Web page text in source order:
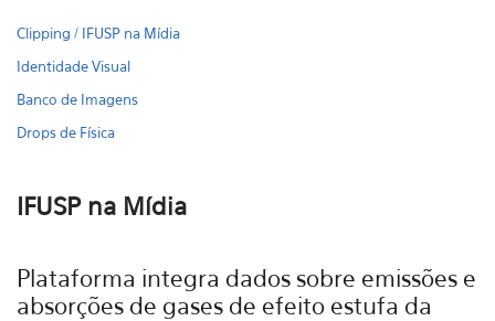
Clipping / IFUSP na Mídia
Identidade Visual
Banco de Imagens
Drops de Física
IFUSP na Mídia
Plataforma integra dados sobre emissões e
absorções de gases de efeito estufa da